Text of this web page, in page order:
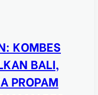
KOMBES
BALI,
PROPAM